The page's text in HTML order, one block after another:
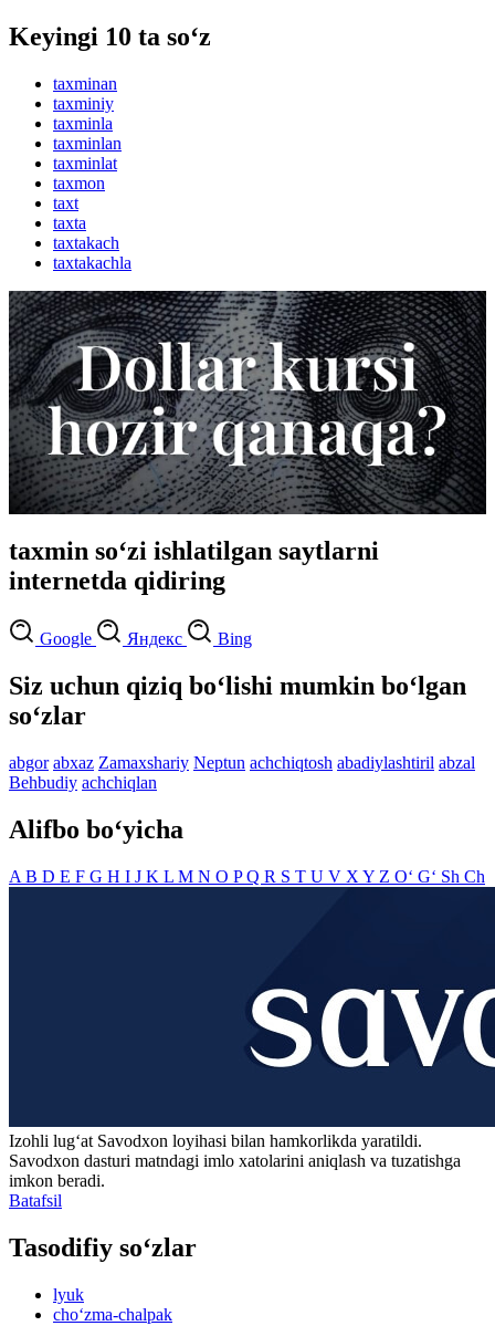
Keyingi 10 ta so‘z
taxminan
taxminiy
taxminla
taxminlan
taxminlat
taxmon
taxt
taxta
taxtakach
taxtakachla
taxmin so‘zi ishlatilgan saytlarni
internetda qidiring
Google Яндекс Bing
Siz uchun qiziq bo‘lishi mumkin bo‘lgan
so‘zlar
abgor abxaz Zamaxshariy Neptun achchiqtosh abadiylashtiril abzal
Behbudiy achchiqlan
Alifbo bo‘yicha
A B D E F G H I J K L M N O PQ R S T U V X Y Z O‘ G‘ Sh Ch
Izohli lugʻat Savodxon loyihasi bilan hamkorlikda yaratildi.
Savodxon dasturi matndagi imlo xatolarini aniqlash va tuzatishga
imkon beradi.
Batafsil
Tasodifiy so‘zlar
lyuk
cho‘zma-chalpak